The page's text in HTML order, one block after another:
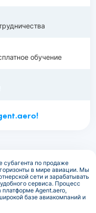
обучение
субагента по продаже
в мире авиации. Мы
сети и зарабатывать
сервиса. Процесс
платформе Agent.aero,
базе авиакомпаний и